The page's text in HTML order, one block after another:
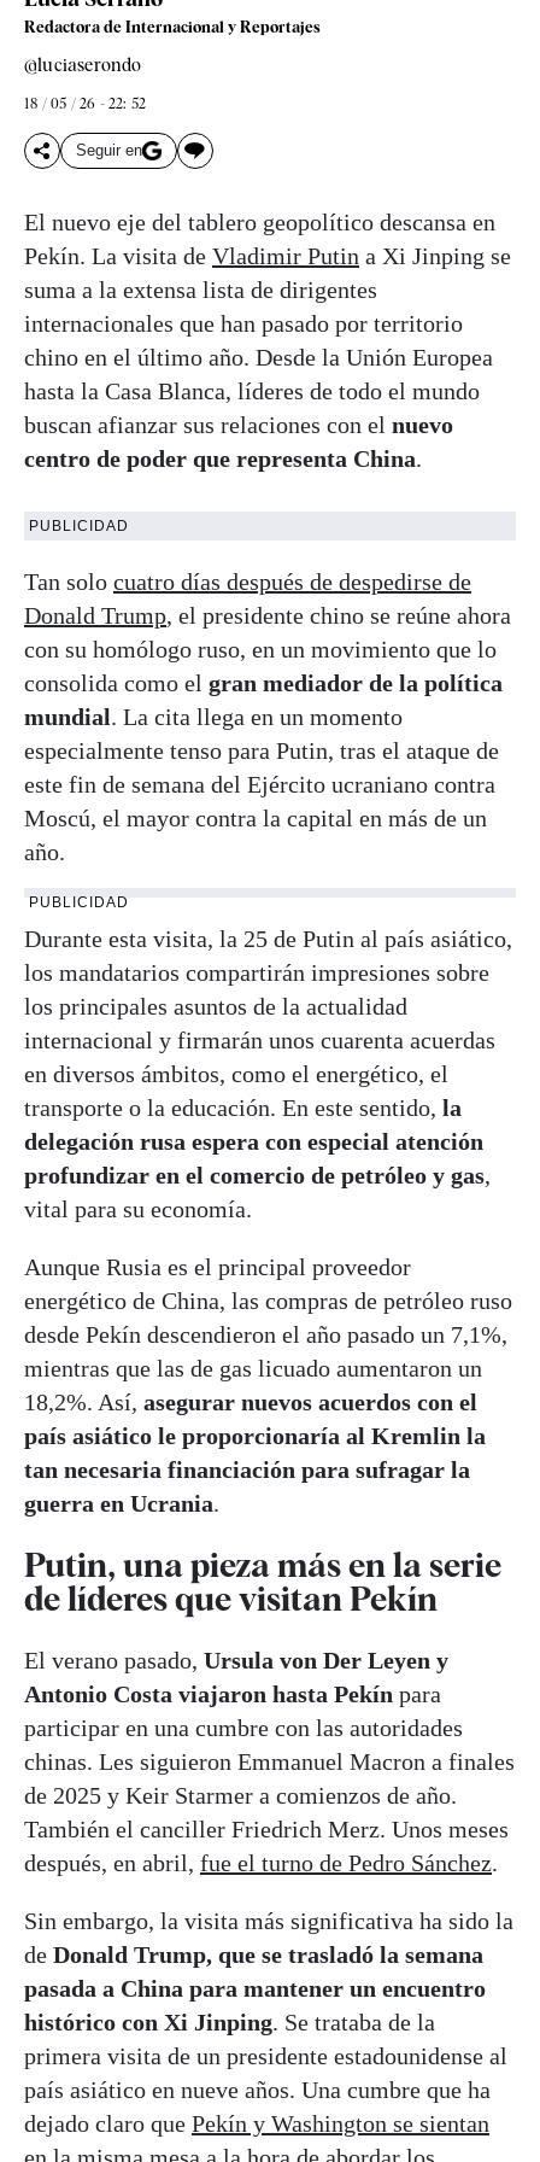
Redactora de Internacional y Reportajes
@luciaserondo
18 / 05 / 26 - 22: 52
Seguir en
El nuevo eje del tablero geopolítico descansa en
Pekín. La visita de Vladimir Putin a Xi Jinping se
suma a la extensa lista de dirigentes
internacionales que han pasado por territorio
chino en el último año. Desde la Unión Europea
hasta la Casa Blanca, líderes de todo el mundo
buscan afianzar sus relaciones con el nuevo
centro de poder que representa China.
PUBLICIDAD
Tan solo cuatro días después de despedirse de
Donald Trump, el presidente chino se reúne ahora
con su homólogo ruso, en un movimiento que lo
consolida como el gran mediador de la política
mundial. La cita llega en un momento
especialmente tenso para Putin, tras el ataque de
este fin de semana del Ejército ucraniano contra
Moscú, el mayor contra la capital en más de un
año.
PUBLICIDAD
Durante esta visita, la 25 de Putin al país asiático,
los mandatarios compartirán impresiones sobre
los principales asuntos de la actualidad
internacional y firmarán unos cuarenta acuerdas
en diversos ámbitos, como el energético, el
transporte o la educación. En este sentido, la
delegación rusa espera con especial atención
profundizar en el comercio de petróleo y gas,
vital para su economía.
Aunque Rusia es el principal proveedor
energético de China, las compras de petróleo ruso
desde Pekín descendieron el año pasado un 7,1%,
mientras que las de gas licuado aumentaron un
18,2%. Así, asegurar nuevos acuerdos con el
país asiático le proporcionaría al Kremlin la
tan necesaria financiación para sufragar la
guerra en Ucrania.
Putin, una pieza más en la serie
de líderes que visitan Pekín
El verano pasado, Ursula von Der Leyen y
Antonio Costa viajaron hasta Pekín para
participar en una cumbre con las autoridades
chinas. Les siguieron Emmanuel Macron a finales
de 2025 y Keir Starmer a comienzos de año.
También el canciller Friedrich Merz. Unos meses
después, en abril, fue el turno de Pedro Sánchez.
Sin embargo, la visita más significativa ha sido la
de Donald Trump, que se trasladó la semana
pasada a China para mantener un encuentro
histórico con Xi Jinping. Se trataba de la
primera visita de un presidente estadounidense al
país asiático en nueve años. Una cumbre que ha
dejado claro que Pekín y Washington se sientan